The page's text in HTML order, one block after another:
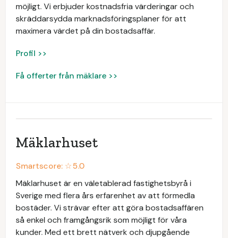
möjligt. Vi erbjuder kostnadsfria värderingar och
skräddarsydda marknadsföringsplaner för att
maximera värdet på din bostadsaffär.
Profil >>
Få offerter från mäklare >>
Mäklarhuset
Smartscore: ☆5.0
Mäklarhuset är en väletablerad fastighetsbyrå i
Sverige med flera års erfarenhet av att förmedla
bostäder. Vi strävar efter att göra bostadsaffären
så enkel och framgångsrik som möjligt för våra
kunder. Med ett brett nätverk och djupgående